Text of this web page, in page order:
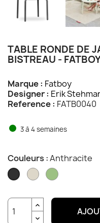
TABLE RONDE DE
BISTREAU -
Marque : Fatboy
Designer : Erik
Reference : FATB0040
3 à 4 semaines
Couleurs :Anthracite
Anthracite
DesertSauge